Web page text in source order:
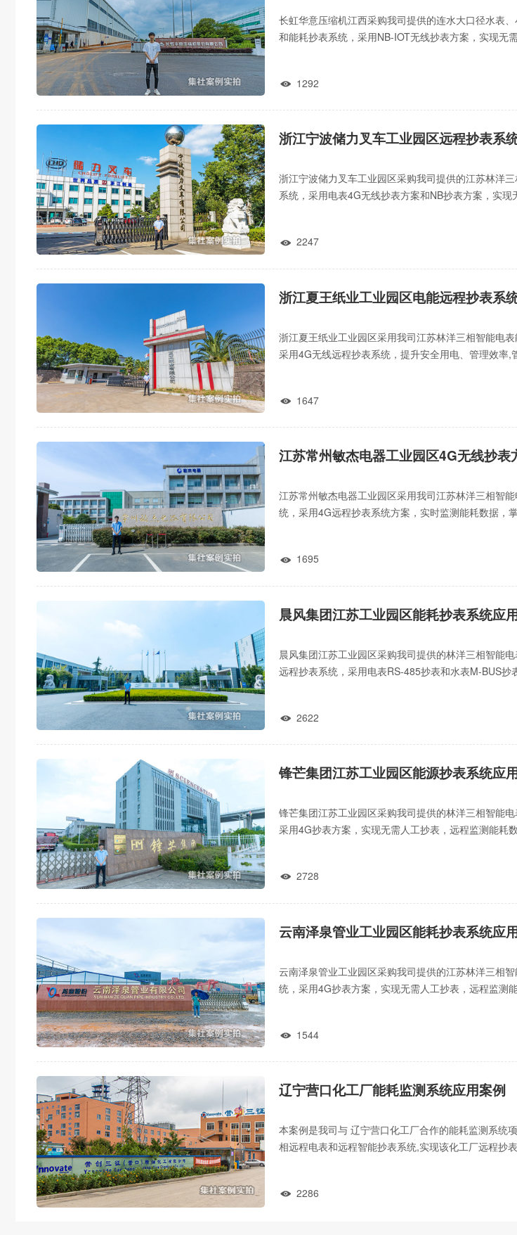
长虹华意压缩机江西采购我司提供的连水大口径水表
和能耗抄表系统，采用NB-IOT无线抄表方案，实现无
 1292
浙江宁波储力叉车工业园区远程抄表系
浙江宁波储力叉车工业园区采购我司提供的江苏林洋
系统，采用电表4G无线抄表方案和NB抄表方案，实现
 2247
浙江夏王纸业工业园区电能远程抄表系
浙江夏王纸业工业园区采用我司江苏林洋三相智能电表
采用4G无线远程抄表系统，提升安全用电、管理效率,
 1647
江苏常州敏杰电器工业园区4G无线抄表
江苏常州敏杰电器工业园区采用我司江苏林洋三相智
统，采用4G远程抄表系统方案，实时监测能耗数据，
 1695
晨风集团江苏工业园区能耗抄表系统应
晨风集团江苏工业园区采购我司提供的林洋三相智能
远程抄表系统，采用电表RS-485抄表和水表M-BUS抄
 2622
锋芒集团江苏工业园区能源抄表系统应
锋芒集团江苏工业园区采购我司提供的林洋三相智能电
采用4G抄表方案，实现无需人工抄表，远程监测能耗
 2728
云南泽泉管业工业园区能耗抄表系统应
云南泽泉管业工业园区采购我司提供的江苏林洋三相
统，采用4G抄表方案，实现无需人工抄表，远程监测
 1544
辽宁营口化工厂能耗监测系统应用案例
本案例是我司与 辽宁营口化工厂合作的能耗监测系统
相远程电表和远程智能抄表系统,实现该化工厂远程抄
 2286